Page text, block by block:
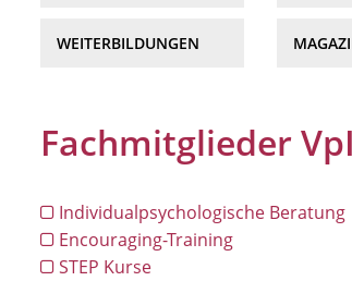
WEITERBILDUNGEN
Fachmitglieder
Individualpsychologische Beratung
Encouraging-Training
STEP Kurse